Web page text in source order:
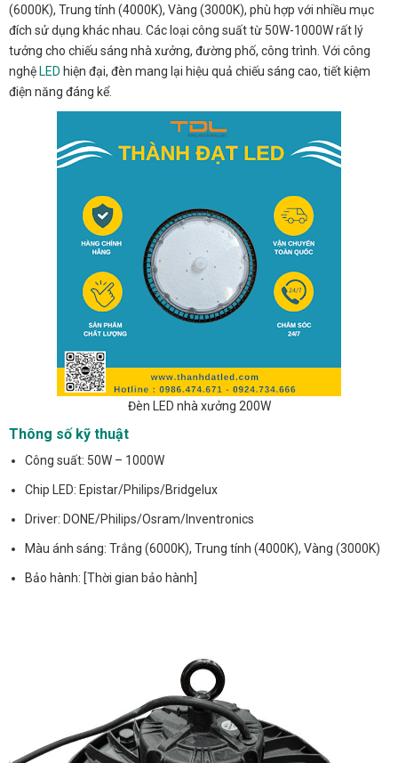
(6000K), Trung tính (4000K), Vàng (3000K), phù hợp với nhiều mục
đích sử dụng khác nhau. Các loại công suất từ 50W-1000W rất lý
tưởng cho chiếu sáng nhà xưởng, đường phố, công trình. Với công
nghệ LED hiện đại, đèn mang lại hiệu quả chiếu sáng cao, tiết kiệm
điện năng đáng kể.
Đèn LED nhà xưởng 200W
Thông số kỹ thuật
Công suất: 50W – 1000W
Chip LED: Epistar/Philips/Bridgelux
Driver: DONE/Philips/Osram/Inventronics
Màu ánh sáng: Trắng (6000K), Trung tính (4000K), Vàng (3000K)
Bảo hành: [Thời gian bảo hành]